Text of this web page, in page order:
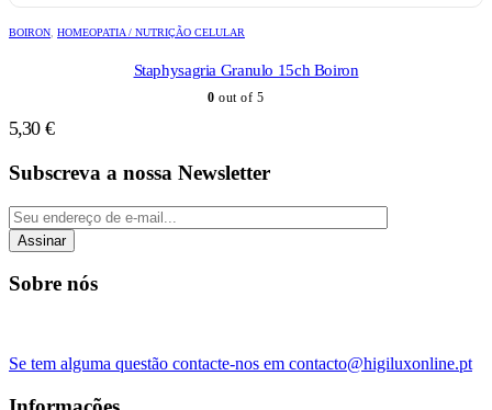
BOIRON, HOMEOPATIA / NUTRIÇÃO CELULAR
Staphysagria Granulo 15ch Boiron
0 out of 5
5,30 €
Subscreva a nossa Newsletter
Assinar
Sobre nós
Se tem alguma questão contacte-nos em contacto@higiluxonline.pt